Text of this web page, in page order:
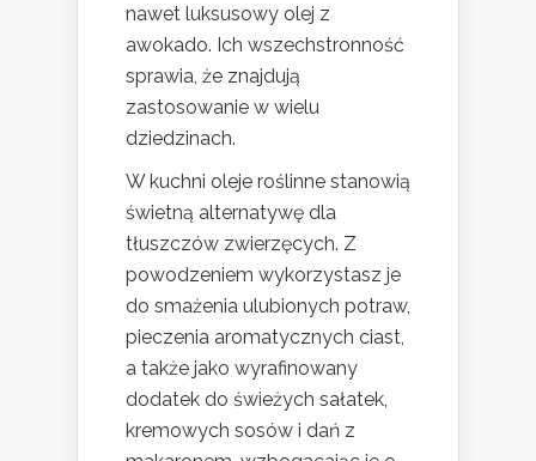
nawet luksusowy olej z
awokado. Ich wszechstronność
sprawia, że znajdują
zastosowanie w wielu
dziedzinach.
W kuchni oleje roślinne stanowią
świetną alternatywę dla
tłuszczów zwierzęcych. Z
powodzeniem wykorzystasz je
do smażenia ulubionych potraw,
pieczenia aromatycznych ciast,
a także jako wyrafinowany
dodatek do świeżych sałatek,
kremowych sosów i dań z